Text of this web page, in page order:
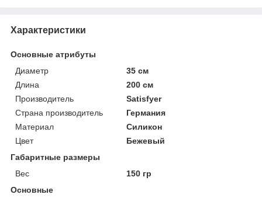
Характеристики
Основные атрибуты
Диаметр
35 см
Длина
200 см
Производитель
Satisfyer
Страна производитель
Германия
Материал
Силикон
Цвет
Бежевый
Габаритные размеры
Вес
150 гр
Основные